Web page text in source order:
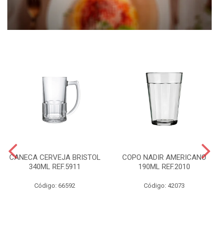
CANECA CERVEJA BRISTOL
340ML REF.5911
Código: 66592
COPO NADIR AMERICANO
190ML REF.2010
Código: 42073